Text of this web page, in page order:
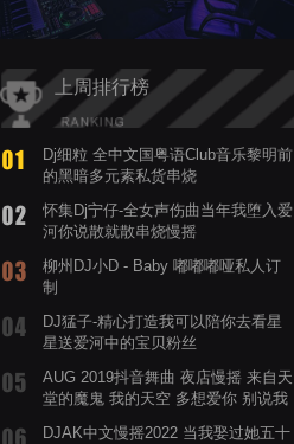
上周排行榜
Dj细粒 全中文国粤语Club音乐黎明前
的黑暗多元素私货串烧
怀集Dj宁仔-全女声伤曲当年我堕入爱
河你说散就散串烧慢摇
柳州DJ小D - Baby 嘟嘟嘟哑私人订
制
DJ猛子-精心打造我可以陪你去看星
星送爱河中的宝贝粉丝
AUG 2019抖音舞曲 夜店慢摇 来自天
堂的魔鬼 我的天空 多想爱你 别说我
DJAK中文慢摇2022 当我娶过她五十